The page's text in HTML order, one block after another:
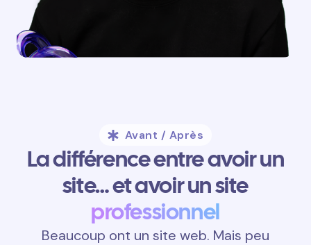
Avant / Après
La différence entre avoir un
site… et avoir un site
professionnel
Beaucoup ont un site web. Mais peu